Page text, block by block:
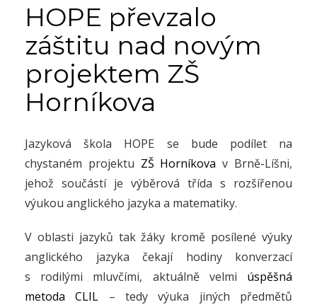
HOPE převzalo
záštitu nad novým
projektem ZŠ
Horníkova
Jazyková škola HOPE se bude podílet na
chystaném projektu ZŠ Horníkova v Brně-Líšni,
jehož součástí je výběrová třída s rozšířenou
výukou anglického jazyka a matematiky.
V oblasti jazyků tak žáky kromě posílené výuky
anglického jazyka čekají hodiny konverzací
s rodilými mluvčími, aktuálně velmi úspěšná
metoda CLIL – tedy výuka jiných předmětů